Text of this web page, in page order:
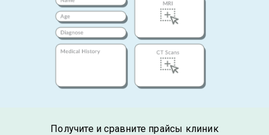
Получите и сравните прайсы клиник